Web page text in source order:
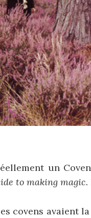
un
to making magic.
covens avaient